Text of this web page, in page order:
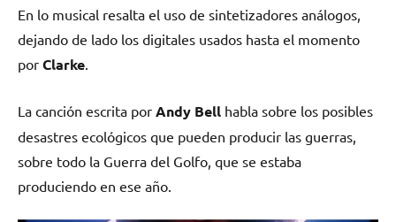
En lo musical resalta el uso de sintetizadores análogos,
dejando de lado los digitales usados hasta el momento
por Clarke.
La canción escrita por Andy Bell habla sobre los posibles
desastres ecológicos que pueden producir las guerras,
sobre todo la Guerra del Golfo, que se estaba
produciendo en ese año.